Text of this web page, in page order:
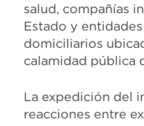
salud, compañías
Estado y
domiciliarios
calamidad pública
La expedición del
reacciones entre